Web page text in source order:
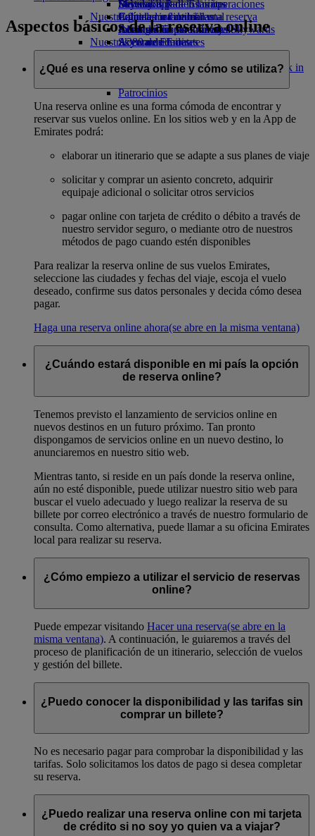
Bebidas
Nuestra flota
Boeing 777
A380 de Emirates
Emirates A350
Emirates Executive
Diversión para los niños
Juguetes infantiles
Actividades para niños
Sostenibilidad en las operaciones
Política medioambiental
Informes medioambientales
Nuestras comunidades
Fundación Emirates AirlineFundación
Emirates Airline Opens an external link in
Patrocinios
Skywards Rail
Calculadora de millas
Inicie sesión en Emirates Skywards
Skywards+
Móvil y app de Emirates
Cancelar o cambiar una reserva
Alteraciones en los viajes
Acerca de Emirates
Aspectos básicos de la reserva online
¿Qué es una reserva online y cómo se utiliza?
Una reserva online es una forma cómoda de encontrar y
reservar sus vuelos online. En los sitios web y en la App de
Emirates podrá:
elaborar un itinerario que se adapte a sus planes de viaje
solicitar y comprar un asiento concreto, adquirir
equipaje adicional o solicitar otros servicios
pagar online con tarjeta de crédito o débito a través de
nuestro servidor seguro, o mediante otro de nuestros
métodos de pago cuando estén disponibles
Para realizar la reserva online de sus vuelos Emirates,
seleccione las ciudades y fechas del viaje, escoja el vuelo
deseado, confirme sus datos personales y decida cómo desea
pagar.
Haga una reserva online ahora(se abre en la misma ventana)
¿Cuándo estará disponible en mi país la opción
de reserva online?
Tenemos previsto el lanzamiento de servicios online en
nuevos destinos en un futuro próximo. Tan pronto
dispongamos de servicios online en un nuevo destino, lo
anunciaremos en nuestro sitio web.
Mientras tanto, si reside en un país donde la reserva online,
aún no esté disponible, puede utilizar nuestro sitio web para
buscar el vuelo adecuado y luego realizar la reserva de su
billete por correo electrónico a través de nuestro formulario de
consulta. Como alternativa, puede llamar a su oficina Emirates
local para realizar su reserva.
¿Cómo empiezo a utilizar el servicio de reservas
online?
Puede empezar visitando Hacer una reserva(se abre en la
misma ventana). A continuación, le guiaremos a través del
proceso de planificación de un itinerario, selección de vuelos
y gestión del billete.
¿Puedo conocer la disponibilidad y las tarifas sin
comprar un billete?
No es necesario pagar para comprobar la disponibilidad y las
tarifas. Solo solicitamos los datos de pago si desea completar
su reserva.
¿Puedo realizar una reserva online con mi tarjeta
de crédito si no soy yo quien va a viajar?